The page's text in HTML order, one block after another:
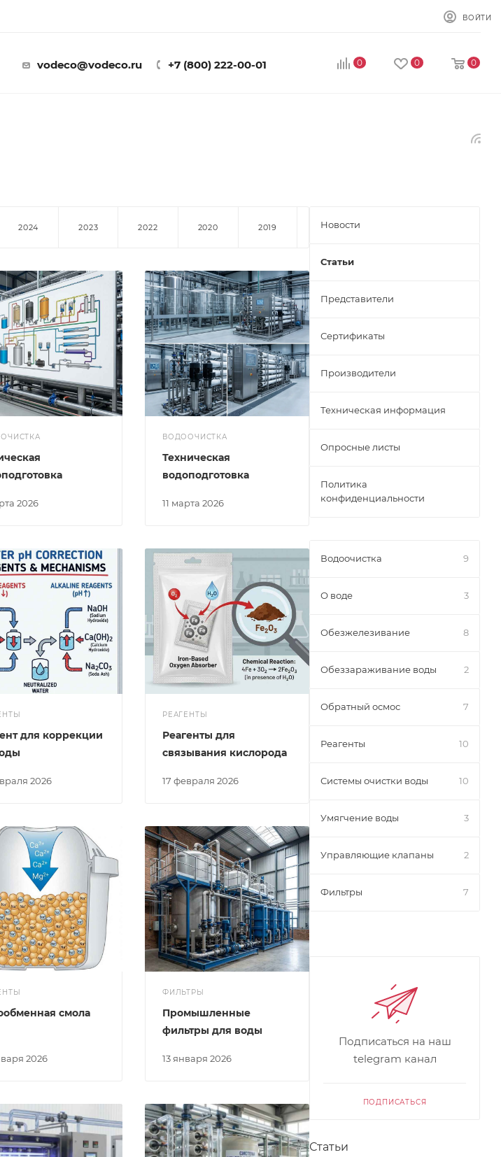
ВОЙТИ
vodeco@vodeco.ru +7 (800) 222-00-01 0 0 0
2024 2023 2022 2020 2019
2026
ВОДООЧИСТКА
11 марта 2026
Техническая
водоподготовка
2026
для коррекции
РЕАГЕНТЫ
17 февраля 2026
Реагенты для
связывания кислорода
2026
смола
ФИЛЬТРЫ
13 января 2026
Промышленные
фильтры для воды
Новости
Статьи
Представители
Сертификаты
Производители
Техническая информация
Опросные листы
Политика
конфиденциальности
Водоочистка 9
О воде 3
Обезжелезивание 8
Обеззараживание воды 2
Обратный осмос 7
Реагенты 10
Системы очистки воды 10
Умягчение воды 3
Управляющие клапаны 2
Фильтры 7
Подписаться на наш
telegram канал
ПОДПИСАТЬСЯ
Статьи